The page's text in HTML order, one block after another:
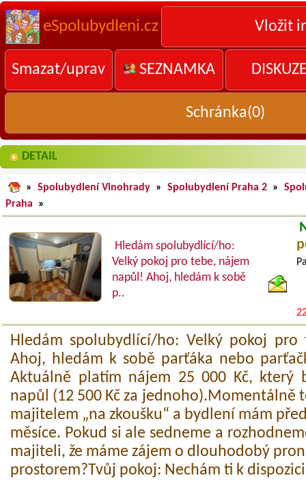
eSpolubydleni.cz Vložit
Smazat/uprav SEZNAMKA
Schránka(0)
DETAIL
» Spolubydlení Vinohrady » Spolubydlení Praha 2 »
Praha
»
Hledám spolubydlící/ho:
Velký pokoj pro tebe, nájem
napůl! Ahoj, hledám k sobě
p..
Hledám spolubydlící/ho: Velký pokoj
Ahoj, hledám k sobě parťáka nebo
Aktuálně platím nájem 25 000 Kč, který
napůl (12 500 Kč za jednoho).Momentálně
majitelem „na zkoušku“ a bydlení mám
měsíce. Pokud si ale sedneme a
majiteli, že máme zájem o dlouhodobý
prostorem?Tvůj pokoj: Nechám ti k